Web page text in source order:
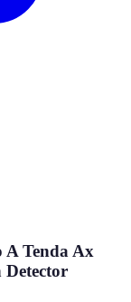
A Tenda Ax